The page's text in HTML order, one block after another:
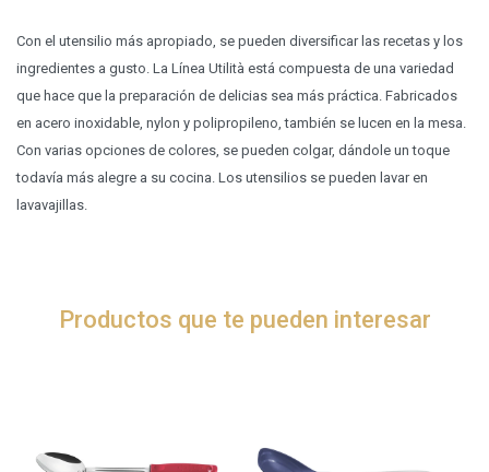
Con el utensilio más apropiado, se pueden diversificar las recetas y los
ingredientes a gusto. La Línea Utilità está compuesta de una variedad
que hace que la preparación de delicias sea más práctica. Fabricados
en acero inoxidable, nylon y polipropileno, también se lucen en la mesa.
Con varias opciones de colores, se pueden colgar, dándole un toque
todavía más alegre a su cocina. Los utensilios se pueden lavar en
lavavajillas.
Productos que te pueden interesar